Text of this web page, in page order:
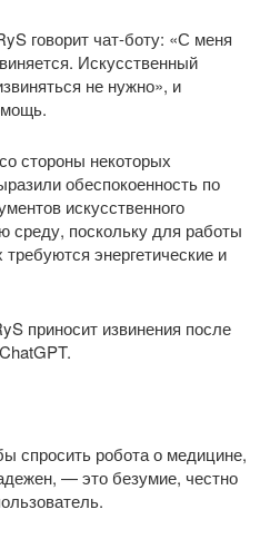
говорит чат-боту: «С меня
Искусственный
не нужно», и
стороны некоторых
обеспокоенность по
искусственного
среду, поскольку для работы
энергетические и
спросить робота о медицине,
— это безумие, честно